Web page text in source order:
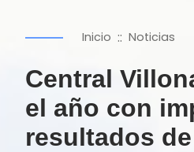
Inicio :: Noticias
Central
el año con
resultados